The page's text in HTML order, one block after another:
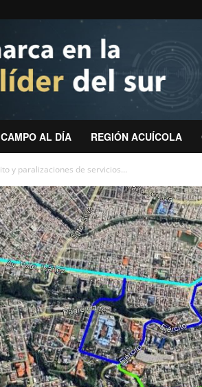
CAMPO AL DÍA REGIÓN ACUÍCOLA
y paralizaciones de servicios...